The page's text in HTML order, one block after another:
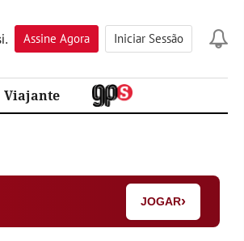
Assine Agora Iniciar Sessão
Viajante
JOGAR›